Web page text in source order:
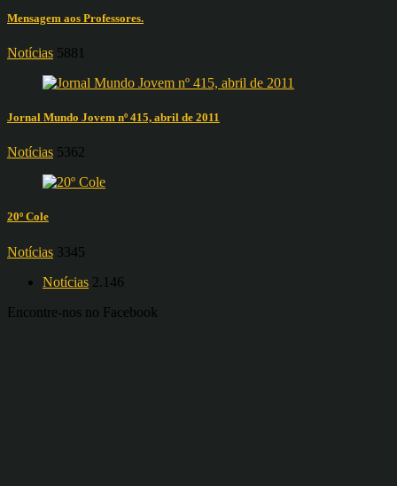
Mensagem aos Professores.
Notícias 5881
Jornal Mundo Jovem nº 415, abril de 2011
Notícias 5362
20º Cole
Notícias 3345
Notícias 2.146
Encontre-nos no Facebook